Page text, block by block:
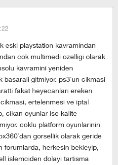
eski playstation kavramindan
cok multimedi ozelligi olarak
kavramini yeniden
basarali gitmiyor. ps3`un cikmasi
fakat heyecanlari ereken
ertelenmesi ve iptal
cikan oyunlar ise kalite
coklu platform oyunlarinin
gorsellik olarak geride
forumlarda, herkesin bekleyip,
islemciden dolayi tartisma